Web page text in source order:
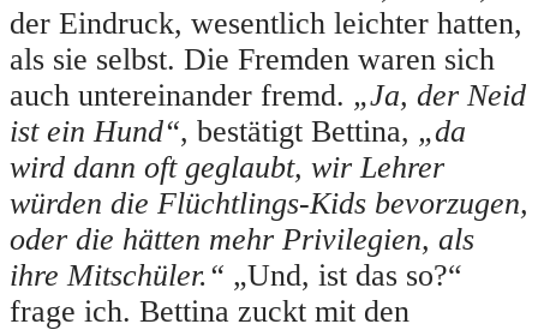
der Eindruck, wesentlich leichter hatten,
als sie selbst. Die Fremden waren sich
auch untereinander fremd. „Ja, der Neid
ist ein Hund“, bestätigt Bettina, „da
wird dann oft geglaubt, wir Lehrer
würden die Flüchtlings-Kids bevorzugen,
oder die hätten mehr Privilegien, als
ihre Mitschüler.“ „Und, ist das so?“
frage ich. Bettina zuckt mit den